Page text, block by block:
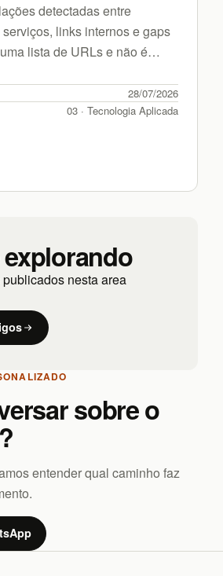
detectadas entre
links internos e gaps
lista de URLs e não é…
28/07/2026
03 · Tecnologia Aplicada
nesta area
sobre o
entender qual caminho faz